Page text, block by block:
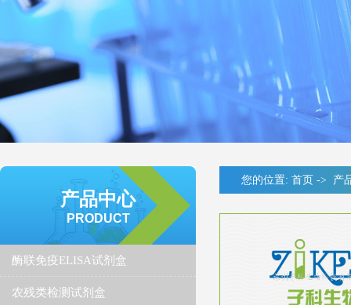
产品中心
PRODUCT
酶联免疫ELISA试剂盒
农残类检测试剂盒
您的位置: 首页 -> 产